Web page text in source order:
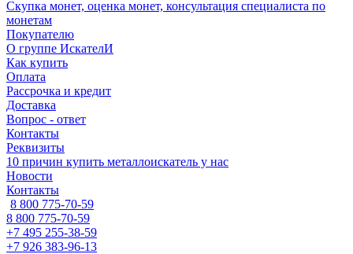
Скупка монет, оценка монет, консультация специалиста по
монетам
Покупателю
О группе ИскателИ
Как купить
Оплата
Рассрочка и кредит
Доставка
Вопрос - ответ
Контакты
Реквизиты
10 причин купить металлоискатель у нас
Новости
Контакты
8 800 775-70-59
8 800 775-70-59
+7 495 255-38-59
+7 926 383-96-13